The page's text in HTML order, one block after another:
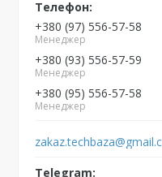
+380 (97) 556-57-58
Менеджер
+380 (93) 556-57-59
Менеджер
+380 (95) 556-57-58
Менеджер